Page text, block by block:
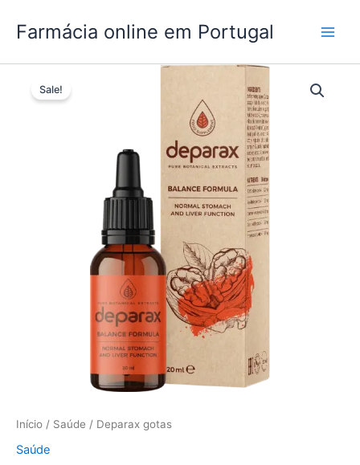
Farmácia online em Portugal
Sale!
Início / Saúde / Deparax gotas
Saúde